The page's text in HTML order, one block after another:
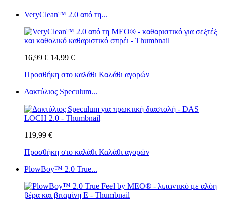
VeryClean™ 2.0 από τη...
16,99 € 14,99 €
Προσθήκη στο καλάθι Καλάθι αγορών
Δακτύλιος Speculum...
119,99 €
Προσθήκη στο καλάθι Καλάθι αγορών
PlowBoy™ 2.0 True...